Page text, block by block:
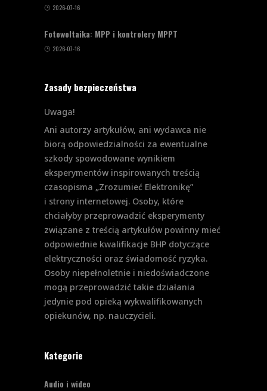
2026-07-16
Fotowoltaika: MPP i kontrolery MPPT
2026-07-16
Zasady bezpieczeństwa
Uwaga!
Ani autorzy artykułów, ani wydawca nie
biorą odpowiedzialności za ewentualne
szkody spowodowane wynikiem
eksperymentów inspirowanych treścią
czasopisma „Zrozumieć Elektronikę”
i strony internetowej. Osoby, które
chciałyby przeprowadzić eksperymenty
związane z treścią artykułów powinny mieć
odpowiednie kwalifikacje BHP dotyczące
elektryczności oraz świadomość ryzyka.
Osoby niepełnoletnie i niedoświadczone
mogą przeprowadzić takie działania
jedynie pod opieką wykwalifikowanych
opiekunów, np. nauczycieli.
Kategorie
Audio i wideo